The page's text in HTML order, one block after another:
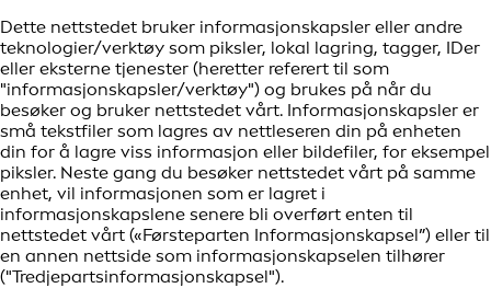
Dette nettstedet bruker informasjonskapsler eller andre
teknologier/verktøy som piksler, lokal lagring, tagger, IDer
eller eksterne tjenester (heretter referert til som
"informasjonskapsler/verktøy") og brukes på når du
besøker og bruker nettstedet vårt. Informasjonskapsler er
små tekstfiler som lagres av nettleseren din på enheten
din for å lagre viss informasjon eller bildefiler, for eksempel
piksler. Neste gang du besøker nettstedet vårt på samme
enhet, vil informasjonen som er lagret i
informasjonskapslene senere bli overført enten til
nettstedet vårt («Førsteparten Informasjonskapsel”) eller til
en annen nettside som informasjonskapselen tilhører
("Tredjepartsinformasjonskapsel").